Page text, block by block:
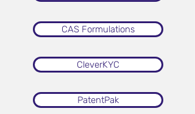
CAS Formulations
CleverKYC
PatentPak